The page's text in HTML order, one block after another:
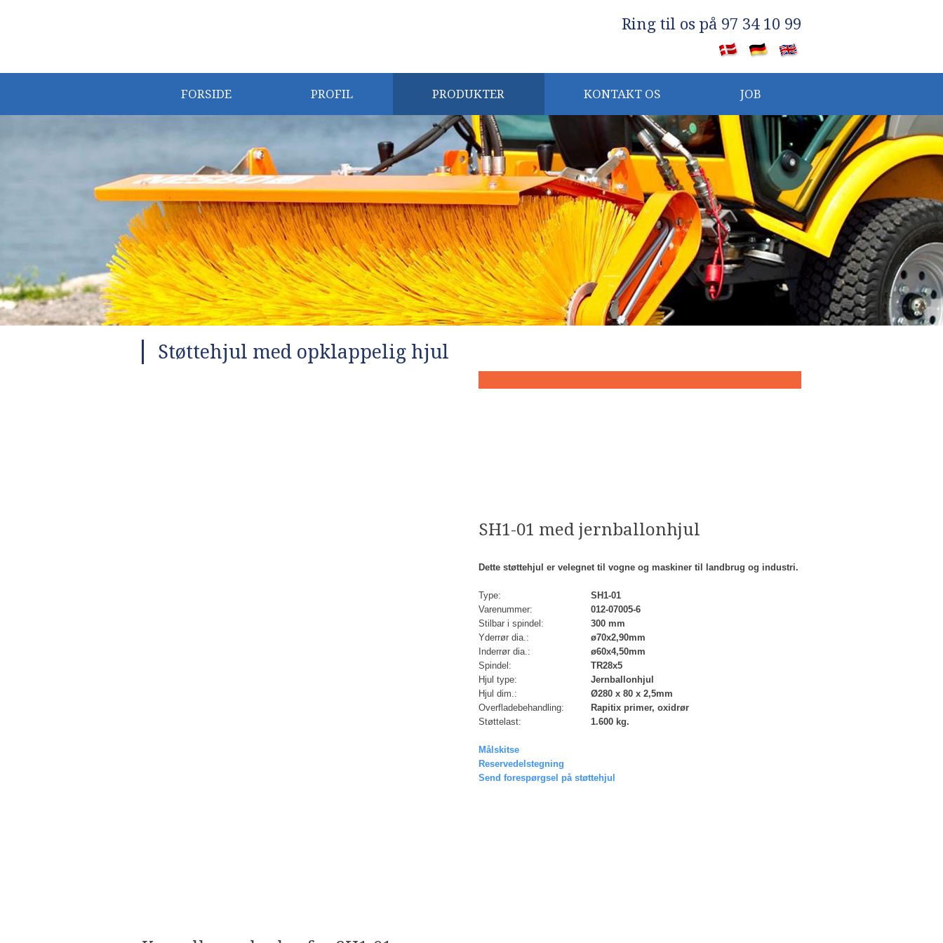
​Ring til os på 97 34 10 99
FORSIDE PROFIL PRODUKTER KONTAKT OS JOB
Støttehjul med opklappelig hjul
SH1-01 med jernballonhjul
Dette støttehjul er velegnet til vogne og maskiner til landbrug og industri.
Type:
Varenummer:
Stilbar i spindel:
Yderrør dia.:
Inderrør dia.:
Spindel:
Hjul type:
Hjul dim.:
Overfladebehandling:
Støttelast:
Målskitse
Reservedelstegning
SH1-01
012-07005-6
300 mm​
ø70x2,90mm
ø60x4,50mm
TR28x5
Jernballonhjul
Ø280 x 80 x 2,5mm
Rapitix primer, oxidrør
1.600 kg.​
Send forespørgsel på støttehjul